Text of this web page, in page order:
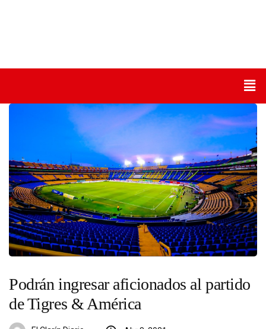
Podrán ingresar aficionados al partido
de Tigres & América